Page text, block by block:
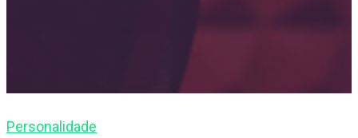
Personalidade